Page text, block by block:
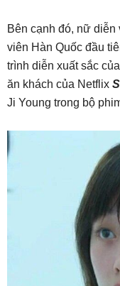
Bên cạnh đó, nữ
viên Hàn Quốc đầu
trình diễn xuất sắc
ăn khách của Netflix
Ji Young trong bộ